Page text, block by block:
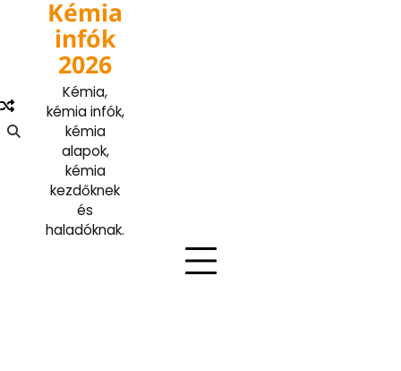
Kémia
infók
2026
Kémia,
kémia infók,
kémia
alapok,
kémia
kezdőknek
és
haladóknak.